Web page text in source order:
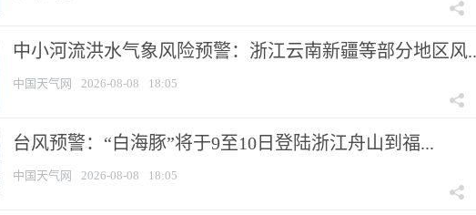
中小河流洪水气象风险预警：浙江云南新疆等部分地区风
中国天气网 2026-08-08 18:05
台风预警：“白海豚”将于9至10日登陆浙江舟山到福...
中国天气网 2026-08-08 18:05